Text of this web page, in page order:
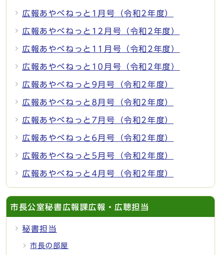
広報あやべねっと1月号（令和2年度）
広報あやべねっと12月号（令和2年度）
広報あやべねっと11月号（令和2年度）
広報あやべねっと10月号（令和2年度）
広報あやべねっと9月号（令和2年度）
広報あやべねっと8月号（令和2年度）
広報あやべねっと7月号（令和2年度）
広報あやべねっと6月号（令和2年度）
広報あやべねっと5月号（令和2年度）
広報あやべねっと4月号（令和2年度）
市長公室秘書広報課広報・広聴担当
秘書担当
市長の部屋